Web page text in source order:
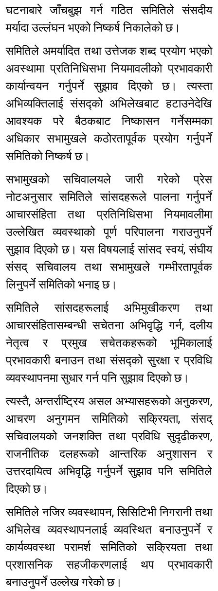
घटनाबारे जाँचबुझ गर्न गठित समितिले संसदीय
मर्यादा उल्लंघन भएको निष्कर्ष निकालेको छ।
समितिले अमर्यादित तथा उत्तेजक शब्द प्रयोग भएको
अवस्थामा प्रतिनिधिसभा नियमावलीको प्रभावकारी
कार्यान्वयन गर्नुपर्ने सुझाव दिएको छ। त्यस्ता
अभिव्यक्तिलाई संसद्को अभिलेखबाट हटाउनेदेखि
आवश्यक परे बैठकबाट निष्कासन गर्नेसम्मका
अधिकार सभामुखले कठोरतापूर्वक प्रयोग गर्नुपर्ने
समितिको निष्कर्ष छ।
सभामुखको सचिवालयले जारी गरेको प्रेस
नोटअनुसार समितिले सांसदहरूले पालना गर्नुपर्ने
आचारसंहिता तथा प्रतिनिधिसभा नियमावलीमा
उल्लेखित व्यवस्थाको पूर्ण परिपालना गराउनुपर्ने
सुझाव दिएको छ। यस विषयलाई सांसद स्वयं, संघीय
संसद् सचिवालय तथा सभामुखले गम्भीरतापूर्वक
लिनुपर्ने समितिको भनाइ छ।
समितिले सांसदहरूलाई अभिमुखीकरण तथा
आचारसंहितासम्बन्धी सचेतना अभिवृद्धि गर्न, दलीय
नेतृत्व र प्रमुख सचेतकहरूको भूमिकालाई
प्रभावकारी बनाउन तथा संसद्को सुरक्षा र प्रविधि
व्यवस्थापनमा सुधार गर्न पनि सुझाव दिएको छ।
त्यस्तै, अन्तर्राष्ट्रिय असल अभ्यासहरूको अनुकरण,
आचरण अनुगमन समितिको सक्रियता, संसद्
सचिवालयको जनशक्ति तथा प्रविधि सुदृढीकरण,
राजनीतिक दलहरूको आन्तरिक अनुशासन र
उत्तरदायित्व अभिवृद्धि गर्नुपर्ने सुझाव पनि समितिले
दिएको छ।
समितिले नजिर व्यवस्थापन, सिसिटिभी निगरानी तथा
अभिलेख व्यवस्थापनलाई व्यवस्थित बनाउनुपर्ने र
कार्यव्यवस्था परामर्श समितिको सक्रियता तथा
प्रशासनिक सहजीकरणलाई थप प्रभावकारी
बनाउनुपर्ने उल्लेख गरेको छ।